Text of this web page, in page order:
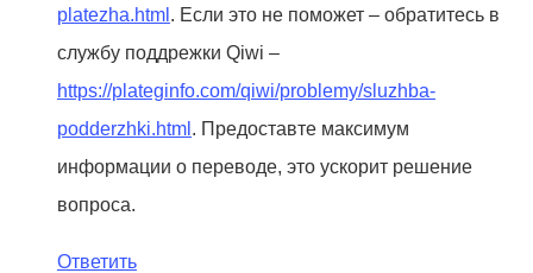
platezha.html . Если это не поможет – обратитесь в
службу поддрежки Qiwi –
https://plateginfo.com/qiwi/problemy/sluzhba-
podderzhki.html . Предоставте максимум
информации о переводе, это ускорит решение
вопроса.
Ответить